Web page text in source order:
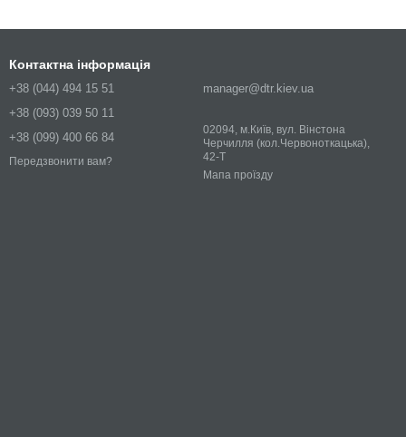
Контактна інформація
+38 (044) 494 15 51
+38 (093) 039 50 11
+38 (099) 400 66 84
Передзвонити вам?
manager@dtr.kiev.ua
02094, м.Київ, вул. Вінстона
Черчилля (кол.Червоноткацька),
42-Т
Мапа проїзду